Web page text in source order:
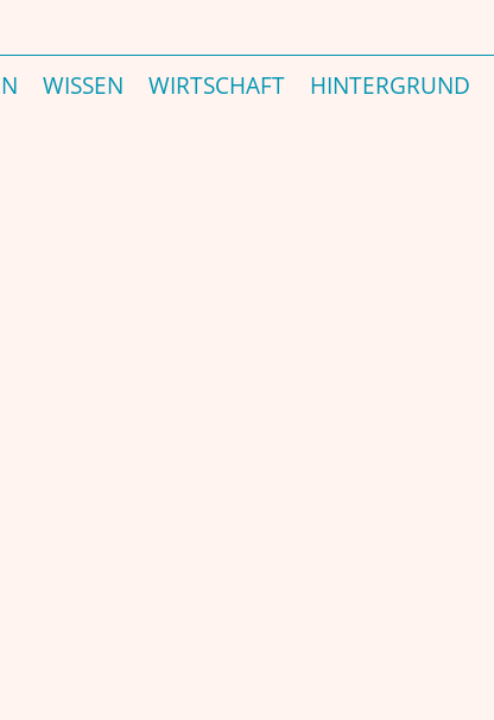
WISSEN WIRTSCHAFT HINTERGRUND